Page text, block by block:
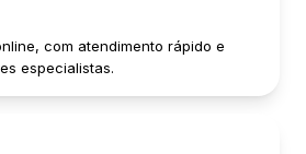
com atendimento rápido e
especialistas.